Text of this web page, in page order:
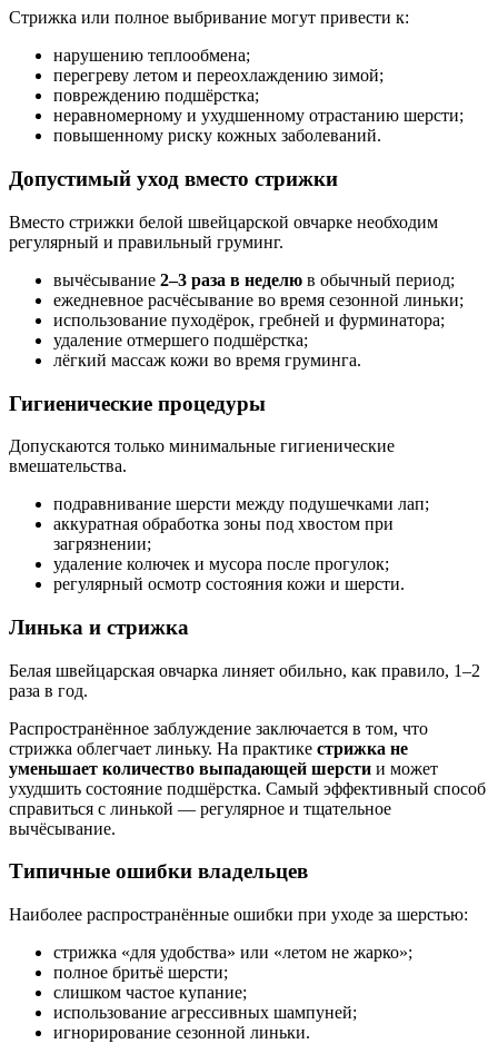
Стрижка или полное выбривание могут привести к:
нарушению теплообмена;
перегреву летом и переохлаждению зимой;
повреждению подшёрстка;
неравномерному и ухудшенному отрастанию шерсти;
повышенному риску кожных заболеваний.
Допустимый уход вместо стрижки
Вместо стрижки белой швейцарской овчарке необходим
регулярный и правильный груминг.
вычёсывание 2–3 раза в неделю в обычный период;
ежедневное расчёсывание во время сезонной линьки;
использование пуходёрок, гребней и фурминатора;
удаление отмершего подшёрстка;
лёгкий массаж кожи во время груминга.
Гигиенические процедуры
Допускаются только минимальные гигиенические
вмешательства.
подравнивание шерсти между подушечками лап;
аккуратная обработка зоны под хвостом при
загрязнении;
удаление колючек и мусора после прогулок;
регулярный осмотр состояния кожи и шерсти.
Линька и стрижка
Белая швейцарская овчарка линяет обильно, как правило, 1–2
раза в год.
Распространённое заблуждение заключается в том, что
стрижка облегчает линьку. На практике стрижка не
уменьшает количество выпадающей шерсти и может
ухудшить состояние подшёрстка. Самый эффективный способ
справиться с линькой — регулярное и тщательное
вычёсывание.
Типичные ошибки владельцев
Наиболее распространённые ошибки при уходе за шерстью:
стрижка «для удобства» или «летом не жарко»;
полное бритьё шерсти;
слишком частое купание;
использование агрессивных шампуней;
игнорирование сезонной линьки.